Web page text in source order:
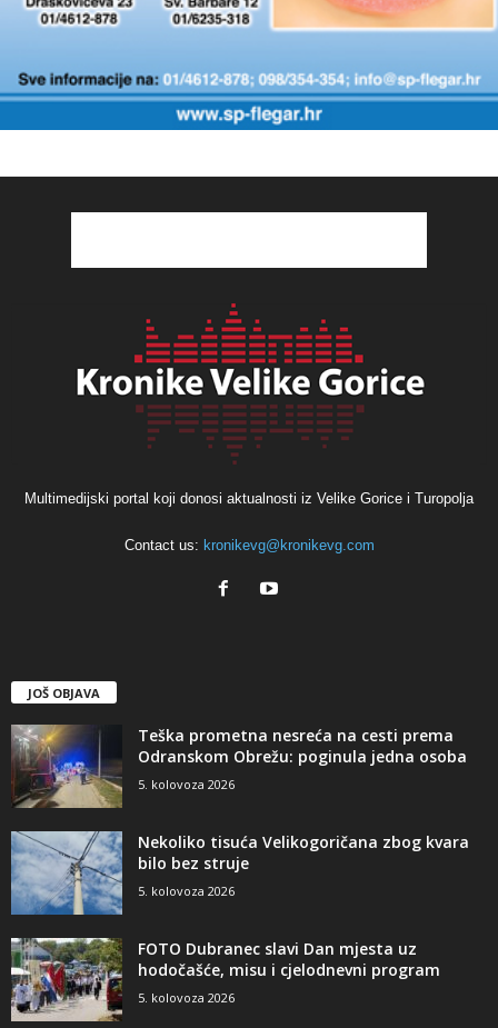
Multimedijski portal koji donosi aktualnosti iz Velike Gorice i Turopolja
Contact us: kronikevg@kronikevg.com
JOŠ OBJAVA
Teška prometna nesreća na cesti prema
Odranskom Obrežu: poginula jedna osoba
5. kolovoza 2026
Nekoliko tisuća Velikogoričana zbog kvara
bilo bez struje
5. kolovoza 2026
FOTO Dubranec slavi Dan mjesta uz
hodočašće, misu i cjelodnevni program
5. kolovoza 2026